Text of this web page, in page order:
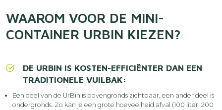
WAAROM VOOR DE MINI-
CONTAINER URBIN KIEZEN?
DE URBIN IS KOSTEN-EFFICIËNTER DAN EEN
TRADITIONELE VUILBAK:
Een deel van de UrBin is bovengronds zichtbaar, een ander deel is
ondergronds. Zo kan je een grote hoeveelheid afval (100 liter, 200